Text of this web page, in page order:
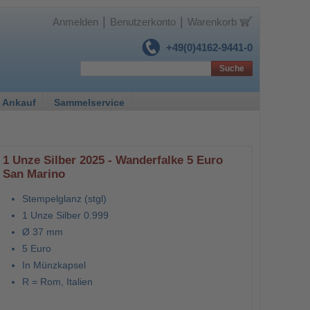
+49(0)4162-9441-0
Anmelden Benutzerkonto Warenkorb
Ankauf Sammelservice
Suche
1 Unze Silber 2025 - Wanderfalke 5 Euro
San Marino
Stempelglanz (stgl)
1 Unze Silber 0.999
Ø 37 mm
5 Euro
In Münzkapsel
R = Rom, Italien